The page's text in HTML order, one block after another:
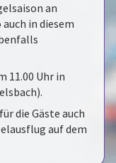
an
in diesem
11.00 Uhr in
die Gäste auch
auf dem